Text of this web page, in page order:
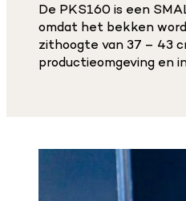
De PKS160 is een
omdat het bekken
zithoogte van 37 – 43
productieomgeving en